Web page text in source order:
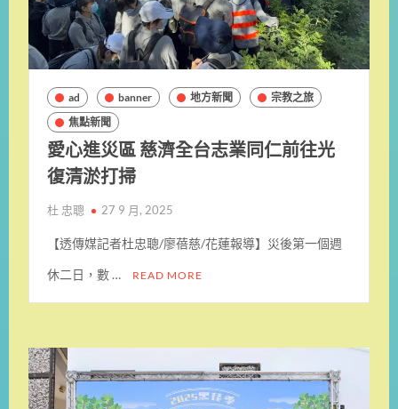
ad banner 地方新聞
宗教之旅
焦點新聞
愛心進災區 慈濟全台志業同仁前往光
復清淤打掃
杜 忠聰 27 9 月, 2025
【透傳媒記者杜忠聰/廖蓓慈/花蓮報導】災後第一個週
休二日，數 … READ MORE